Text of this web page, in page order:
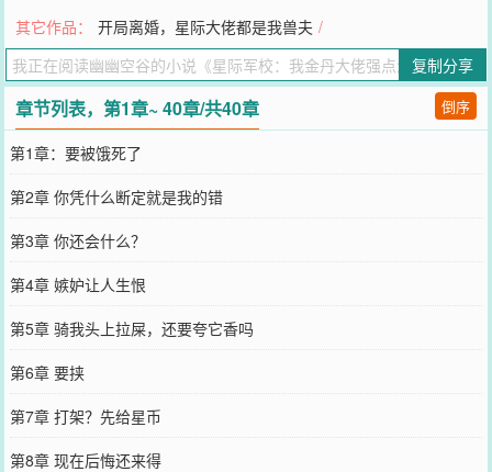
阳被犬欺！咦，这里的世界怎么也有怪物？哈哈哈，天助我也，她王
也没其他的本事，杀怪最在行！五校联赛，实战演习，星际战斗。多
年后，王也和队友们出现在海之渊，看着那熟悉的六芒星阵法……
您要是觉得《 星际军校：我金丹大佬强点怎么了
》还不错的话请不要
忘记向您QQ群和微博微信里的朋友推荐哦！
其它作品： 开局离婚，星际大佬都是我兽夫 /
复制分享
章节列表，第1章~ 40章/共40章 倒序
第1章：要被饿死了
第2章 你凭什么断定就是我的错
第3章 你还会什么？
第4章 嫉妒让人生恨
第5章 骑我头上拉屎，还要夸它香吗
第6章 要挟
第7章 打架？先给星币
第8章 现在后悔还来得